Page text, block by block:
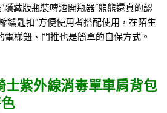
隱藏版瓶裝啤酒開瓶器”熊熊還真的認
鑰匙扣”方便使用者搭配使用，在陌生
梯鈕、門推也是簡單的自保方式。
士紫外線消毒單車肩背包